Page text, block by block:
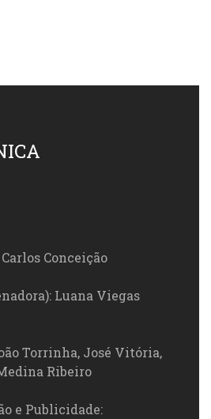
Conceição
Luana Viegas
Torrinha, José Vitória,
Ribeiro
e Publicidade: